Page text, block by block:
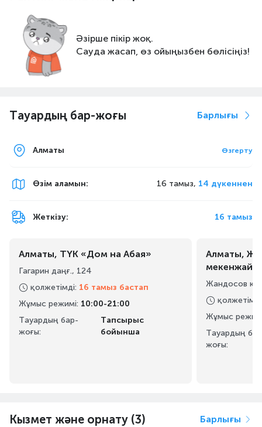
Әзірше пікір жоқ.
Сауда жасап, өз ойыңызбен бөлісіңіз!
Тауардың бар-жоғы Барлығы
Алматы Өзгерту
Өзім аламын: 16 тамыз, 14 дүкеннен
Жеткізу: 16 тамыз
Алматы, ТҮК «Дом на Абая»
Гагарин даңғ., 124
қолжетімді: 16 тамыз бастап
Жұмыс режимі: 10:00-21:00
Тауардың бар-
жоғы:
Тапсырыс
бойынша
Алматы,
Жандосов
қолжетімді
Жұмыс
Тауардың
жоғы:
Кызмет және орнату (3) Барлығы